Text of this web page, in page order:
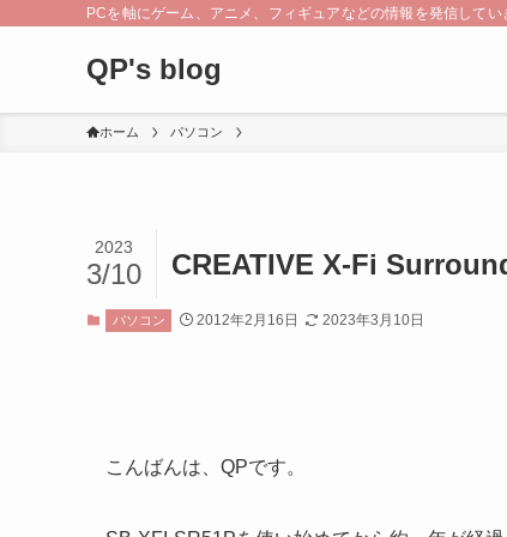
PCを軸にゲーム、アニメ、フィギュアなどの情報を発信してい
QP's blog
ホーム パソコン
CREATIVE X-Fi
2023
3/10
パソコン 2012年2月16日 2023年3月10日
こんばんは、QPです。